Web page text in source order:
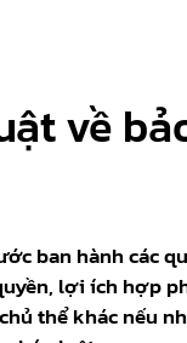
về
ban hành các
lợi ích hợp
thể khác nếu